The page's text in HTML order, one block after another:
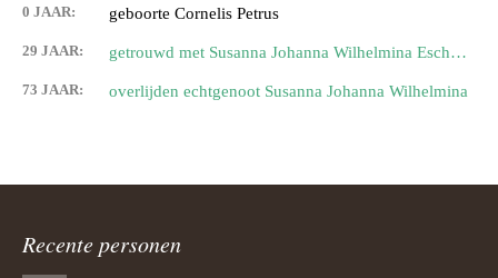
0 JAAR: geboorte Cornelis Petrus
29 JAAR: getrouwd met Susanna Johanna Wilhelmina Eschweiler
73 JAAR: overlijden echtgenoot Susanna Johanna Wilhelmina
Recente personen